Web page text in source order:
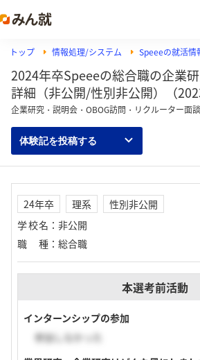
トップ 情報処理/システム Speeeの就活情
2024年卒Speeeの総合職の企業
詳細（非公開/性別非公開）（
企業研究・説明会・OBOG訪問・リクルーター面談
体験記を投稿する
24年卒 理系
性別非公開
学校名 ： 非公開
職種 ： 総合職
本選考前活動
インターンシップの参加
参加しなかった